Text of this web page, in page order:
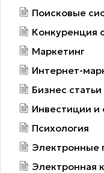
Поисковые
Конкуренция
Маркетинг
Интернет-
Бизнес статьи
Инвестиции и
Психология
Электронные
Электронная